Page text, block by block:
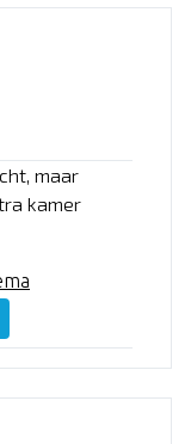
maar
kamer